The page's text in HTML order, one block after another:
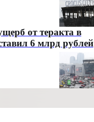
от теракта в
6 млрд рублей